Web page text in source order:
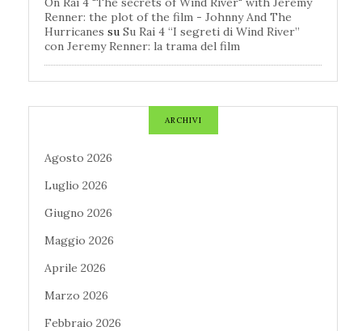
Renner: the plot of the film - Johnny And The
Hurricanes su Su Rai 4 “I segreti di Wind River”
con Jeremy Renner: la trama del film
ARCHIVI
Agosto 2026
Luglio 2026
Giugno 2026
Maggio 2026
Aprile 2026
Marzo 2026
Febbraio 2026